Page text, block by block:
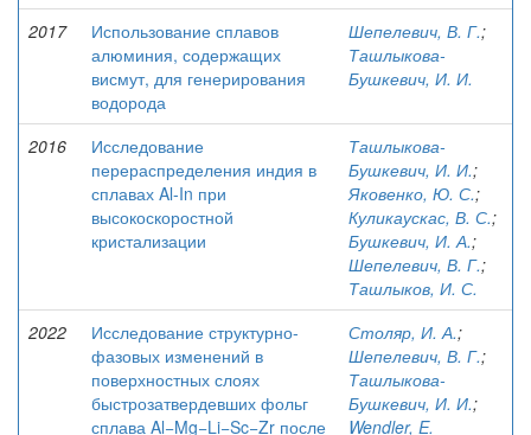
2017
Использование сплавов
алюминия, содержащих
висмут, для генерирования
водорода
Шепелевич, В. Г.;
Ташлыкова-
Бушкевич, И. И.
2016
Исследование
перераспределения индия в
сплавах Al-In при
высокоскоростной
кристализации
Ташлыкова-
Бушкевич, И. И.;
Яковенко, Ю. С.;
Куликаускас, В. С.;
Бушкевич, И. А.;
Шепелевич, В. Г.;
Ташлыков, И. С.
2022
Исследование структурно-
фазовых изменений в
поверхностных слоях
быстрозатвердевших фольг
сплава Al−Mg−Li−Sc−Zr после
Столяр, И. А.;
Шепелевич, В. Г.;
Ташлыкова-
Бушкевич, И. И.;
Wendler, E.